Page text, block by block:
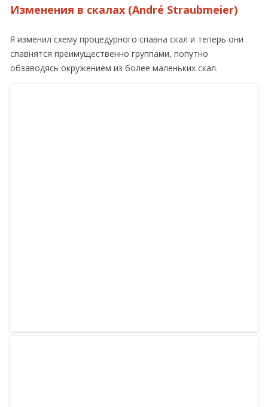
Изменения в скалах (André Straubmeier)
Я изменил схему процедурного спавна скал и теперь они
спавнятся преимущественно группами, попутно
обзаводясь окружением из более маленьких скал.